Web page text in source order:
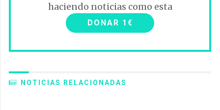
haciendo noticias como esta
DONAR 1€
NOTICIAS RELACIONADAS